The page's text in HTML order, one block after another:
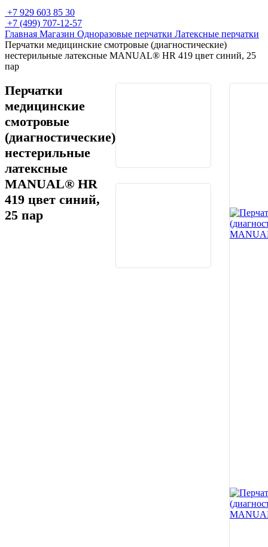
+7 929 603 85 30
+7 (499) 707-12-57
Главная Магазин Одноразовые перчатки Латексные перчатки
Перчатки медицинские смотровые (диагностические)
нестерильные латексные MANUAL® HR 419 цвет синий, 25
пар
Перчатки
медицинские
смотровые
(диагностические)
нестерильные
латексные
MANUAL® HR
419 цвет синий,
25 пар